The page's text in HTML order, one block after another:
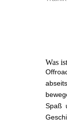
Was
Spaß